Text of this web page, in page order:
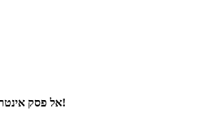
אל פסק אינטראקטיבי הגנה מירבית על מכשירי החשמל שלך!